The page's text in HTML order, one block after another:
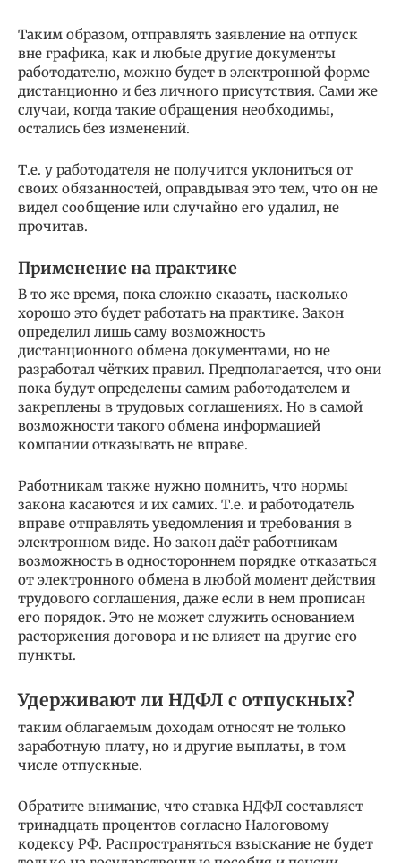
Таким образом, отправлять заявление на отпуск
вне графика, как и любые другие документы
работодателю, можно будет в электронной форме
дистанционно и без личного присутствия. Сами же
случаи, когда такие обращения необходимы,
остались без изменений.
Т.е. у работодателя не получится уклониться от
своих обязанностей, оправдывая это тем, что он не
видел сообщение или случайно его удалил, не
прочитав.
Применение на практике
В то же время, пока сложно сказать, насколько
хорошо это будет работать на практике. Закон
определил лишь саму возможность
дистанционного обмена документами, но не
разработал чётких правил. Предполагается, что они
пока будут определены самим работодателем и
закреплены в трудовых соглашениях. Но в самой
возможности такого обмена информацией
компании отказывать не вправе.
Работникам также нужно помнить, что нормы
закона касаются и их самих. Т.е. и работодатель
вправе отправлять уведомления и требования в
электронном виде. Но закон даёт работникам
возможность в одностороннем порядке отказаться
от электронного обмена в любой момент действия
трудового соглашения, даже если в нем прописан
его порядок. Это не может служить основанием
расторжения договора и не влияет на другие его
пункты.
Удерживают ли НДФЛ с отпускных?
таким облагаемым доходам относят не только
заработную плату, но и другие выплаты, в том
числе отпускные.
Обратите внимание, что ставка НДФЛ составляет
тринадцать процентов согласно Налоговому
кодексу РФ. Распространяться взыскание не будет